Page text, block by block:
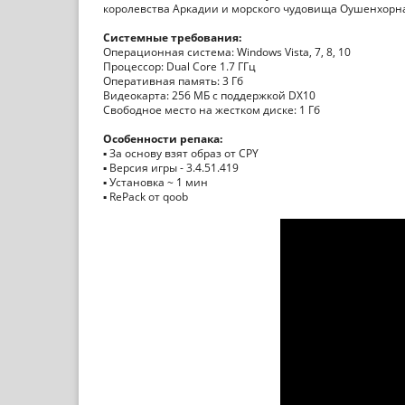
королевства Аркадии и морского чудовища
Системные требования:
Операционная система: Windows Vista, 7, 8, 10
Процессор: Dual Core 1.7 ГГц
Оперативная память: 3 Гб
Видеокарта: 256 МБ с поддержкой DX10
Свободное место на жестком диске: 1 Гб
Особенности репака:
▪ За основу взят образ от CPY
▪ Версия игры - 3.4.51.419
▪ Установка ~ 1 мин
▪ RePack от qoob